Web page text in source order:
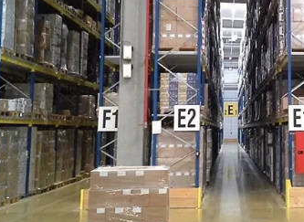
10米适合物流电商仓储配送
主无公摊